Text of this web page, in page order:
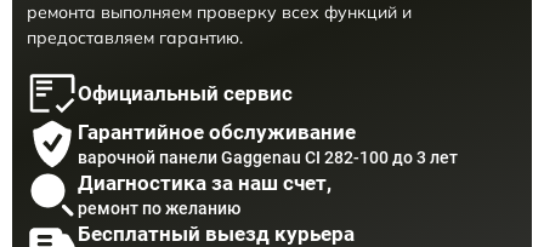
ремонта выполняем проверку всех функций и
предоставляем гарантию.
Официальный сервис
Гарантийное обслуживание
варочной панели Gaggenau CI 282-100 до 3 лет
Диагностика за наш счет,
ремонт по желанию
Бесплатный выезд курьера